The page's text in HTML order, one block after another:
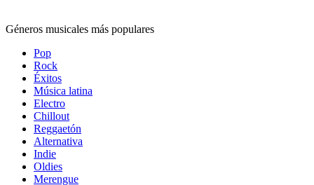
Géneros musicales más populares
Pop
Rock
Éxitos
Música latina
Electro
Chillout
Reggaetón
Alternativa
Indie
Oldies
Merengue